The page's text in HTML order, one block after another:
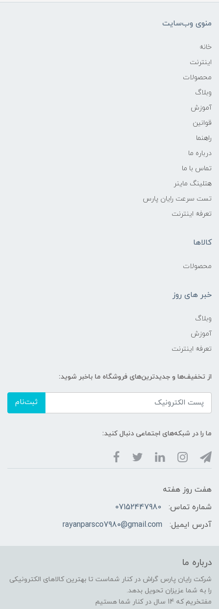
منوی وب‌سایت
خانه
اینترنت
محصولات
وبلاگ
آموزش
قوانین
راهنما
درباره ما
تماس با ما
هتلینگ ماینر
تست سرعت رایان پارس
تعرفه اینترنت
کالاها
محصولات
خبر های روز
وبلاگ
آموزش
تعرفه اینترنت
از تخفیف‌ها و جدیدترین‌های فروشگاه ما باخبر شوید:
ثبت‌نام
ما را در شبکه‌های اجتماعی دنبال کنید:
هفت روز هفته
شماره تماس:
07152447980
آدرس ایمیل:
rayanparsco7980@gmail.com
درباره ما
شرکت رایان پارس گراش در کنار شماست تا بهترین کالاهای الکترونیکی
را به شما عزیزان تحویل بدهد.
مفتخریم که 14 سال در کنار شما هستیم